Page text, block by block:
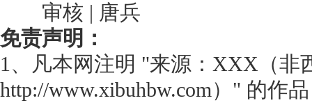
审核 | 唐兵
免责声明：
1、凡本网注明 "来源：XXX（非
http://www.xibuhbw.com）" 的作